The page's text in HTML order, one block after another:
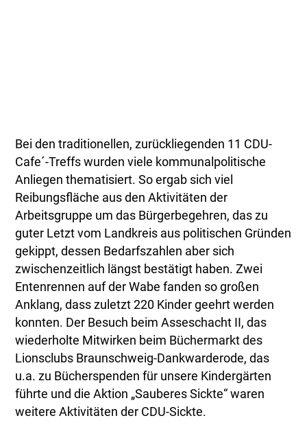
Bei den traditionellen, zurückliegenden 11 CDU-
Cafe´-Treffs wurden viele kommunalpolitische
Anliegen thematisiert. So ergab sich viel
Reibungsfläche aus den Aktivitäten der
Arbeitsgruppe um das Bürgerbegehren, das zu
guter Letzt vom Landkreis aus politischen Gründen
gekippt, dessen Bedarfszahlen aber sich
zwischenzeitlich längst bestätigt haben. Zwei
Entenrennen auf der Wabe fanden so großen
Anklang, dass zuletzt 220 Kinder geehrt werden
konnten. Der Besuch beim Asseschacht II, das
wiederholte Mitwirken beim Büchermarkt des
Lionsclubs Braunschweig-Dankwarderode, das
u.a. zu Bücherspenden für unsere Kindergärten
führte und die Aktion „Sauberes Sickte“ waren
weitere Aktivitäten der CDU-Sickte.